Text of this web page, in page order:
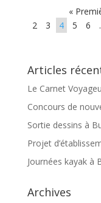
«
2
3 4 5 6
Articles
Le Carnet
Concours de
Sortie dessins à
Projet
Journées kayak à
Archives